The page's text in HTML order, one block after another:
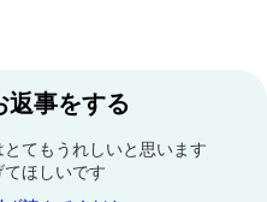
返事をする
てもうれしいと思います
ほしいです